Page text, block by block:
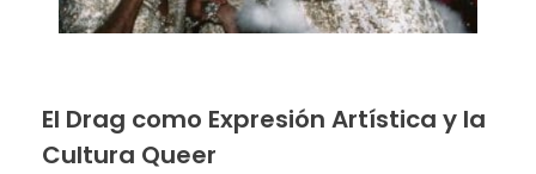
El Drag como Expresión Artística y la
Cultura Queer